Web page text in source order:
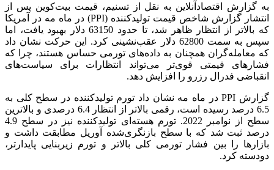
به گزارش اقتصادآنلاین به نقل از تسنیم، قیمت بیت‌کوین پس از
انتشار گزارش شاخص قیمت تولیدکننده (PPI) در ماه مه در آمریکا
که بالاتر از انتظار ظاهر شد، تا حدود 63150 دلار بهبود یافت، اما
سپس به سمت 62800 دلار عقب‌نشینی کرد. این حرکت نشان داد
که معامله‌گران همچنان به داده‌های تورمی حساس هستند، چرا که
فشارهای قیمتی قوی‌تر می‌تواند انتظارات برای سیاست‌های
انقباضی فدرال رزرو را افزایش دهد.
گزارش PPI در ماه مه نشان داد تورم تولیدکننده در سطح کلی به
6.5 درصد رسیده است، رقمی بالاتر از انتظار 6.4 درصدی و بالاترین
سطح از نوامبر 2022. تورم هسته‌ای تولیدکننده نیز در سطح 4.9
درصد ثبت شد که با سطح بازنگری‌شده آوریل مطابقت داشت و
بازارها را بین فشار تورمی کلی بالاتر و تورم زیربنایی پایدارتر،
دودسته کرد.